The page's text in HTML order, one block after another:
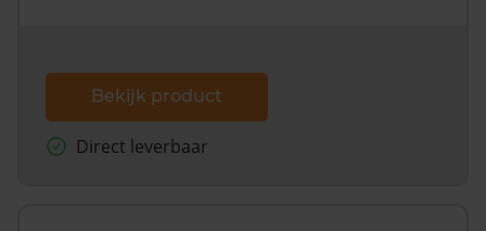
Bekijk product
Direct leverbaar